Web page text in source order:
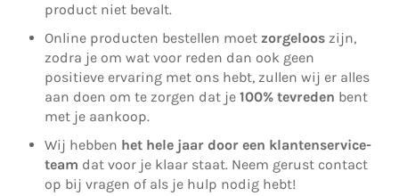
product niet bevalt.
Online producten bestellen moet zorgeloos zijn,
zodra je om wat voor reden dan ook geen
positieve ervaring met ons hebt, zullen wij er alles
aan doen om te zorgen dat je 100% tevreden bent
met je aankoop.
Wij hebben het hele jaar door een klantenservice-
team dat voor je klaar staat. Neem gerust contact
op bij vragen of als je hulp nodig hebt!